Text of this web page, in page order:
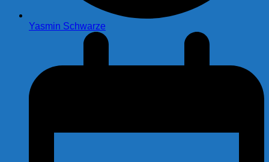
Yasmin Schwarze